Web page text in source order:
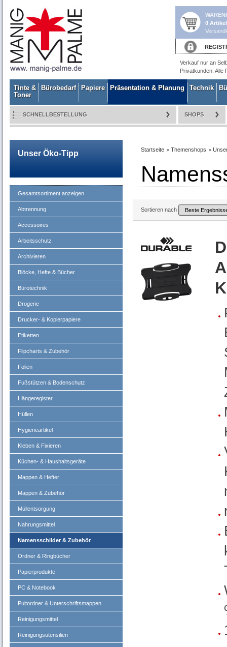
0
Verkauf nur an
Privatkunden. Alle
Tinte &
Toner
Bürobedarf Papiere Präsentation & Planung Technik
SCHNELLBESTELLUNG SHOPS
Unser Öko-Tipp
Gesamtsortiment anzeigen
Abtrennung
Accessoires
Arbeitsschutz
Archivieren
Blöcke, Hefte & Bücher
Bürotechnik
Drogerie
Drucker- & Kopierpapiere
Etiketten
Flipcharts & Zubehör
Folien
Fußstützen & Bodenschutz
Hängeregister
Hüllen
Hygieneartikel
Kleben & Fixieren
Küchen- & Haushaltsgeräte
Mappen & Hefter
Mappen & Zubehör
Müllentsorgung
Nahrungsmittel
Namensschilder & Zubehör
Ordner & Ringbücher
Papierprodukte
PC & Notebook
Pultordner & Unterschriftsmappen
Reinigungsmittel
Reinigungsutensilien
Startseite Themenshops
Sortieren nach